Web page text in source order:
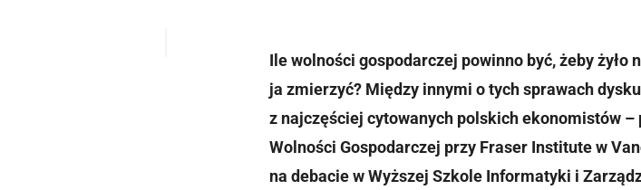
Ile wolności gospodarczej powinno być, żeby żyło
ja zmierzyć? Między innymi o tych sprawach
z najczęściej cytowanych polskich ekonomistów
Wolności Gospodarczej przy Fraser Institute w
na debacie w Wyższej Szkole Informatyki i